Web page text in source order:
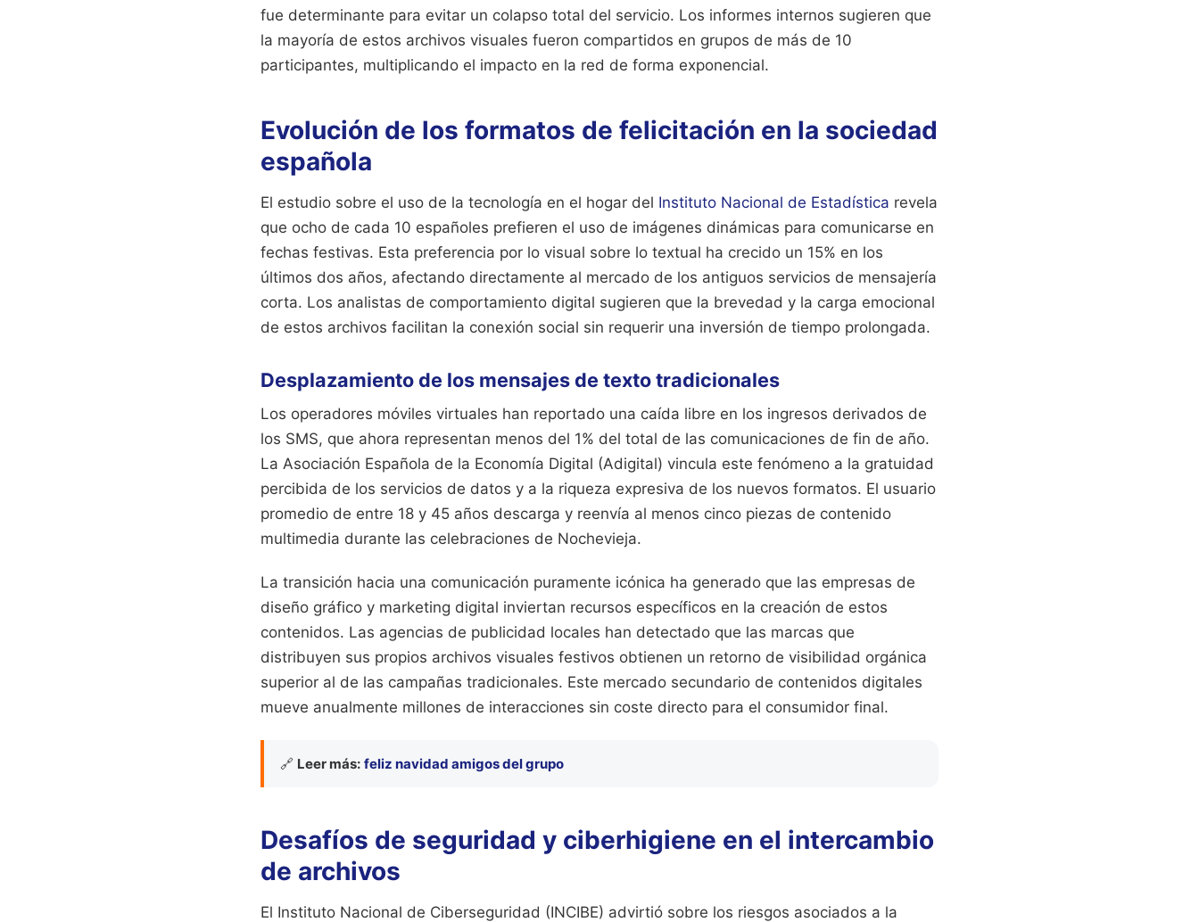
fue determinante para evitar un colapso total del servicio. Los informes internos sugieren que
la mayoría de estos archivos visuales fueron compartidos en grupos de más de 10
participantes, multiplicando el impacto en la red de forma exponencial.
Evolución de los formatos de felicitación en la sociedad
española
El estudio sobre el uso de la tecnología en el hogar del Instituto Nacional de Estadística revela
que ocho de cada 10 españoles prefieren el uso de imágenes dinámicas para comunicarse en
fechas festivas. Esta preferencia por lo visual sobre lo textual ha crecido un 15% en los
últimos dos años, afectando directamente al mercado de los antiguos servicios de mensajería
corta. Los analistas de comportamiento digital sugieren que la brevedad y la carga emocional
de estos archivos facilitan la conexión social sin requerir una inversión de tiempo prolongada.
Desplazamiento de los mensajes de texto tradicionales
Los operadores móviles virtuales han reportado una caída libre en los ingresos derivados de
los SMS, que ahora representan menos del 1% del total de las comunicaciones de fin de año.
La Asociación Española de la Economía Digital (Adigital) vincula este fenómeno a la gratuidad
percibida de los servicios de datos y a la riqueza expresiva de los nuevos formatos. El usuario
promedio de entre 18 y 45 años descarga y reenvía al menos cinco piezas de contenido
multimedia durante las celebraciones de Nochevieja.
La transición hacia una comunicación puramente icónica ha generado que las empresas de
diseño gráfico y marketing digital inviertan recursos específicos en la creación de estos
contenidos. Las agencias de publicidad locales han detectado que las marcas que
distribuyen sus propios archivos visuales festivos obtienen un retorno de visibilidad orgánica
superior al de las campañas tradicionales. Este mercado secundario de contenidos digitales
mueve anualmente millones de interacciones sin coste directo para el consumidor final.
🔗 Leer más: feliz navidad amigos del grupo
Desafíos de seguridad y ciberhigiene en el intercambio
de archivos
El Instituto Nacional de Ciberseguridad (INCIBE) advirtió sobre los riesgos asociados a la